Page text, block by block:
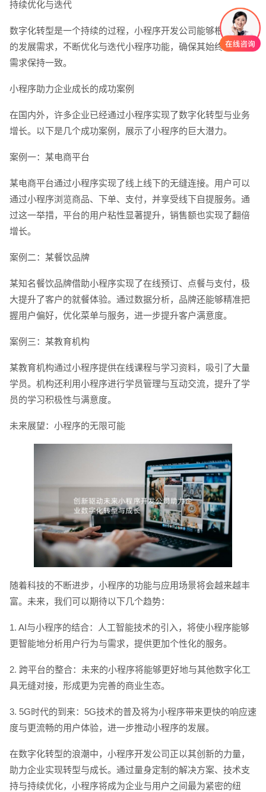
持续优化与迭代
数字化转型是一个持续的过程，小程序开发公司能够根据企业
的发展需求，不断优化与迭代小程序功能，确保其始终与市场
需求保持一致。
小程序助力企业成长的成功案例
在国内外，许多企业已经通过小程序实现了数字化转型与业务
增长。以下是几个成功案例，展示了小程序的巨大潜力。
案例一：某电商平台
某电商平台通过小程序实现了线上线下的无缝连接。用户可以
通过小程序浏览商品、下单、支付，并享受线下自提服务。通
过这一举措，平台的用户粘性显著提升，销售额也实现了翻倍
增长。
案例二：某餐饮品牌
某知名餐饮品牌借助小程序实现了在线预订、点餐与支付，极
大提升了客户的就餐体验。通过数据分析，品牌还能够精准把
握用户偏好，优化菜单与服务，进一步提升客户满意度。
案例三：某教育机构
某教育机构通过小程序提供在线课程与学习资料，吸引了大量
学员。机构还利用小程序进行学员管理与互动交流，提升了学
员的学习积极性与满意度。
未来展望：小程序的无限可能
随着科技的不断进步，小程序的功能与应用场景将会越来越丰
富。未来，我们可以期待以下几个趋势：
1. AI与小程序的结合：人工智能技术的引入，将使小程序能够
更智能地分析用户行为与需求，提供更加个性化的服务。
2. 跨平台的整合：未来的小程序将能够更好地与其他数字化工
具无缝对接，形成更为完善的商业生态。
3. 5G时代的到来：5G技术的普及将为小程序带来更快的响应速
度与更流畅的用户体验，进一步推动小程序的发展。
在数字化转型的浪潮中，小程序开发公司正以其创新的力量，
助力企业实现转型与成长。通过量身定制的解决方案、技术支
持与持续优化，小程序将成为企业与用户之间最为紧密的纽
电商及系统平台开发